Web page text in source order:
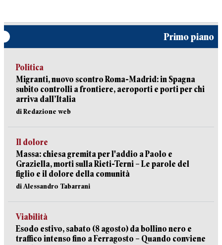
Primo piano
Politica
Migranti, nuovo scontro Roma-Madrid: in Spagna
subito controlli a frontiere, aeroporti e porti per chi
arriva dall’Italia
di Redazione web
Il dolore
Massa: chiesa gremita per l'addio a Paolo e
Graziella, morti sulla Rieti-Terni – Le parole del
figlio e il dolore della comunità
di Alessandro Tabarrani
Viabilità
Esodo estivo, sabato (8 agosto) da bollino nero e
traffico intenso fino a Ferragosto – Quando conviene